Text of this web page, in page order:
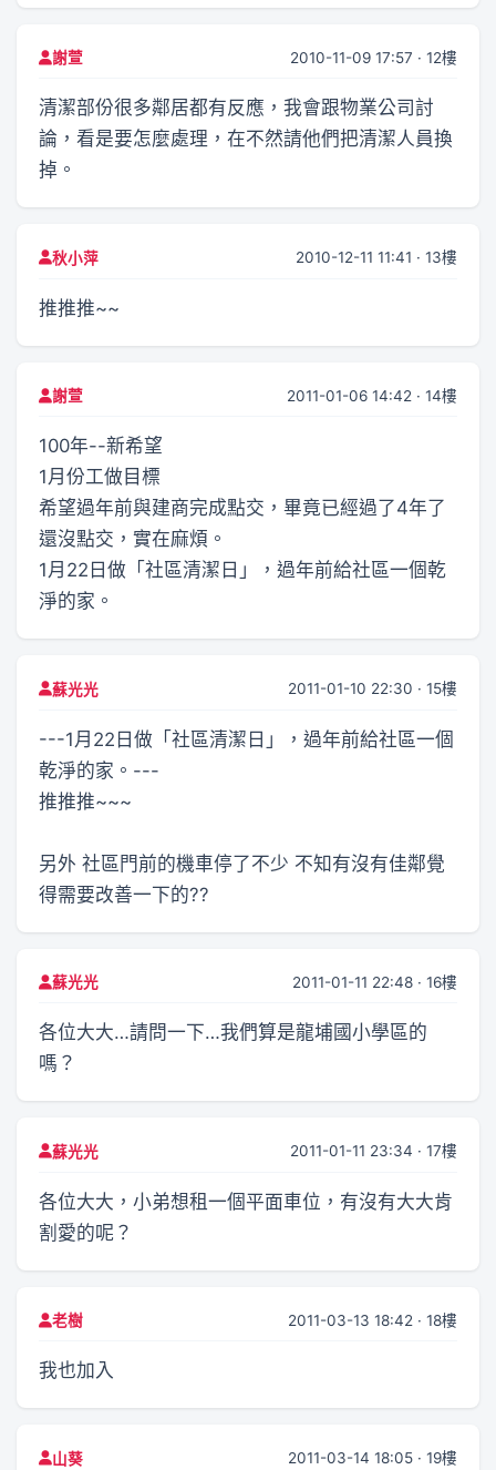
謝萱 2010-11-09 17:57 · 12樓
清潔部份很多鄰居都有反應，我會跟物業公司討
論，看是要怎麼處理，在不然請他們把清潔人員換
掉。
秋小萍 2010-12-11 11:41 · 13樓
推推推~~
謝萱 2011-01-06 14:42 · 14樓
100年--新希望
1月份工做目標
希望過年前與建商完成點交，畢竟已經過了4年了
還沒點交，實在麻煩。
1月22日做「社區清潔日」，過年前給社區一個乾
淨的家。
蘇光光 2011-01-10 22:30 · 15樓
---1月22日做「社區清潔日」，過年前給社區一個
乾淨的家。---
推推推~~~
另外 社區門前的機車停了不少 不知有沒有佳鄰覺
得需要改善一下的??
蘇光光 2011-01-11 22:48 · 16樓
各位大大…請問一下…我們算是龍埔國小學區的
嗎？
蘇光光 2011-01-11 23:34 · 17樓
各位大大，小弟想租一個平面車位，有沒有大大肯
割愛的呢？
老樹 2011-03-13 18:42 · 18樓
我也加入
山葵 2011-03-14 18:05 · 19樓